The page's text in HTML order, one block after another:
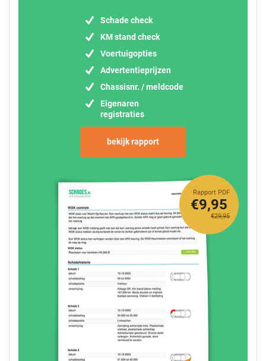
Schade check
KM stand check
Voertuigopties
Advertentieprijzen
Chassisnr. / meldcode
Eigenaren
registraties
bekijk rapport
Rapport PDF
€29,95
€9,95